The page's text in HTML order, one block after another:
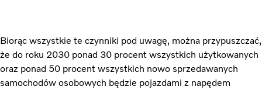
Biorąc wszystkie te czynniki pod uwagę, można przypuszczać,
że do roku 2030 ponad 30 procent wszystkich użytkowanych
oraz ponad 50 procent wszystkich nowo sprzedawanych
samochodów osobowych będzie pojazdami z napędem